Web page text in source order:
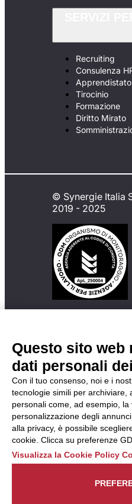
Recruiting
Consulenza
Apprendistato
Tirocinio
Formazione
Diritto Mirato
© Synergie Italia
2019 - 2025
inadempimento
della ApL delle
disposizioni
del Codice di
possibile
reclamo
all’Organismo di
Monitoraggio
una delle modalità
descritte al
indirizzo web
https://odm-
Questo sito web
dati personali
Con il tuo consenso, noi e i
tecnologie simili per archiviare,
personali come, ad esempio, la
personalizzazione degli
alla privacy, è possibile
cookie. Clicca su preferenze
Visualizza la Cookie Policy